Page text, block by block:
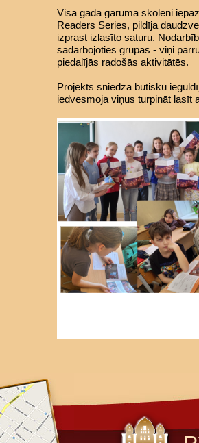
Visa gada garumā skolēni
Readers Series, pildīja
izprast izlasīto saturu.
sadarbojoties grupās - viņi
piedalījās radošās aktivitātēs.
Projekts sniedza būtisku
iedvesmoja viņus turpināt lasīt